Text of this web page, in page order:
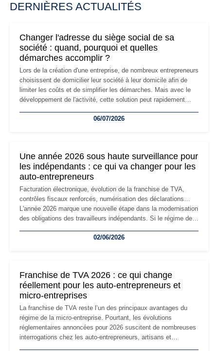
DERNIÈRES ACTUALITÉS
Changer l'adresse du siège social de sa
société : quand, pourquoi et quelles
démarches accomplir ?
Lors de la création d'une entreprise, de nombreux entrepreneurs
choisissent de domicilier leur société à leur domicile afin de
limiter les coûts et de simplifier les démarches. Mais avec le
développement de l'activité, cette solution peut rapidement
professionnels, recrutement, image de marque… Le
06/07/2026
Une année 2026 sous haute surveillance pour
les indépendants : ce qui va changer pour les
auto-entrepreneurs
Facturation électronique, évolution de la franchise de TVA,
contrôles fiscaux renforcés, numérisation des déclarations…
L'année 2026 marque une nouvelle étape dans la modernisation
des obligations des travailleurs indépendants. Si le régime de
les auto-entrepreneurs devront s'adapter à un environnement
02/06/2026
Franchise de TVA 2026 : ce qui change
réellement pour les auto-entrepreneurs et
micro-entreprises
La franchise de TVA reste l’un des principaux avantages du
régime de la micro-entreprise. Pourtant, les évolutions
réglementaires annoncées pour 2026 suscitent de nombreuses
interrogations chez les auto-entrepreneurs, artisans et